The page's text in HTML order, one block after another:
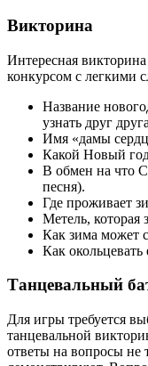
Викторина
Интересная
конкурсом с легкими
Название
узнать друг
Имя «дамы
Какой Новый
В обмен на что
песня).
Где проживает
Метель, которая
Как зима может
Как окольцевать
Танцевальный
Для игры требуется
танцевальной
ответы на вопросы не